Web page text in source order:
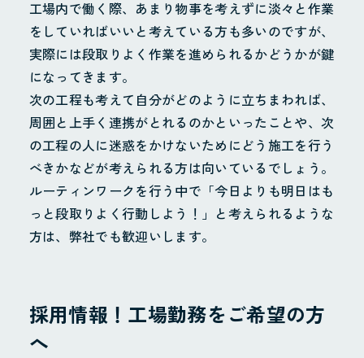
工場内で働く際、あまり物事を考えずに淡々と作業
をしていればいいと考えている方も多いのですが、
実際には段取りよく作業を進められるかどうかが鍵
になってきます。
次の工程も考えて自分がどのように立ちまわれば、
周囲と上手く連携がとれるのかといったことや、次
の工程の人に迷惑をかけないためにどう施工を行う
べきかなどが考えられる方は向いているでしょう。
ルーティンワークを行う中で「今日よりも明日はも
っと段取りよく行動しよう！」と考えられるような
方は、弊社でも歓迎いします。
採用情報！工場勤務をご希望の方
へ